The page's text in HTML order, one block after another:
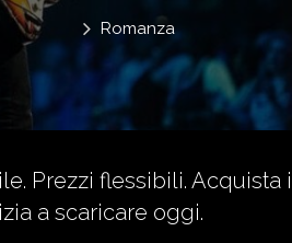
Romanza
Prezzi flessibili. Acquista i
a scaricare oggi.